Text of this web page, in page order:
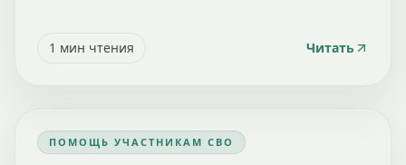
1 мин чтения Читать
ПОМОЩЬ УЧАСТНИКАМ СВО